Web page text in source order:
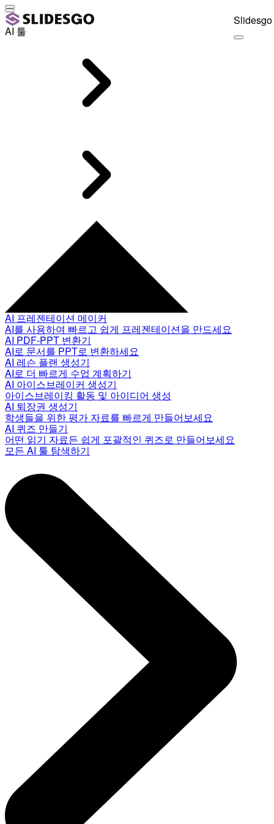
AI 툴
AI 프레젠테이션 메이커
AI를 사용하여 빠르고 쉽게 프레젠테이션을 만드세요
AI PDF-PPT 변환기
AI로 문서를 PPT로 변환하세요
AI 레슨 플랜 생성기
AI로 더 빠르게 수업 계획하기
AI 아이스브레이커 생성기
아이스브레이킹 활동 및 아이디어 생성
AI 퇴장권 생성기
학생들을 위한 평가 자료를 빠르게 만들어보세요
AI 퀴즈 만들기
어떤 읽기 자료든 쉽게 포괄적인 퀴즈로 만들어보세요
모든 AI 툴 탐색하기